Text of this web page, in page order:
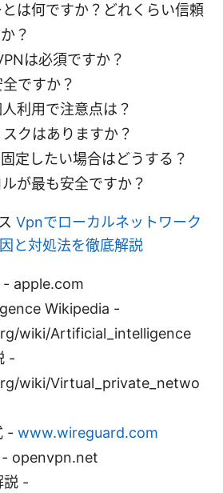
は何ですか？どれくらい信頼
？
は必須ですか？
ですか？
利用で注意点は？
クはありますか？
定したい場合はどうする？
が最も安全ですか？
Vpnでローカルネットワーク
と対処法を徹底解説
- apple.com
Wikipedia -
wiki/Artificial_intelligence
-
wiki/Virtual_private_netwo
- www.wireguard.com
- openvpn.net
説 -